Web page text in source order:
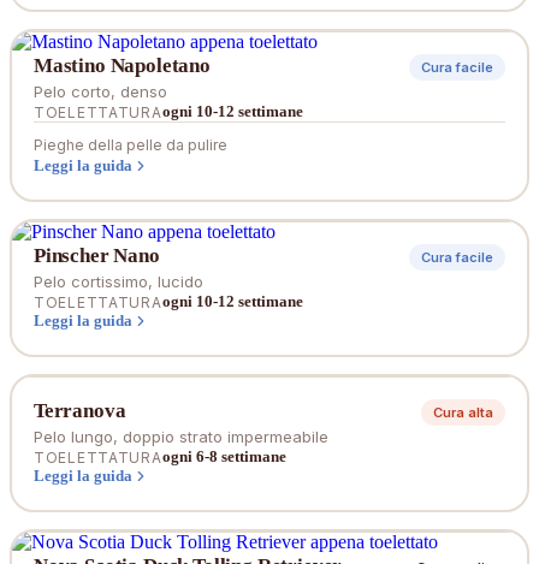
Mastino Napoletano Cura facile
Pelo corto, denso
TOELETTATURAogni 10-12 settimane
Pieghe della pelle da pulire
Leggi la guida
Pinscher Nano Cura facile
Pelo cortissimo, lucido
TOELETTATURAogni 10-12 settimane
Leggi la guida
Terranova Cura alta
Pelo lungo, doppio strato impermeabile
TOELETTATURAogni 6-8 settimane
Leggi la guida